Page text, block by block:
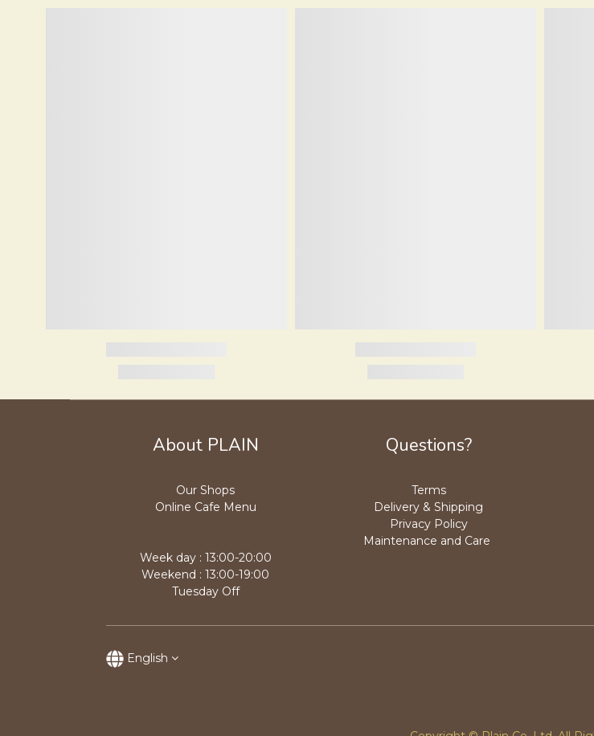
About PLAIN
Our Shops
Online Cafe Menu
Week day : 13:00-20:00
Weekend : 13:00-19:00
Tuesday Off
Questions?
Terms
Delivery & Shipping
Privacy Policy
Maintenance and Care
English